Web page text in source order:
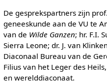
De gesprekspartners zijn
geneeskunde aan de VU te
van de Wilde Ganzen; hr. F.I.
Sierra Leone; dr. J. van
Diaconaal Bureau van de
Filius van het Leger des
en werelddiaconaat.